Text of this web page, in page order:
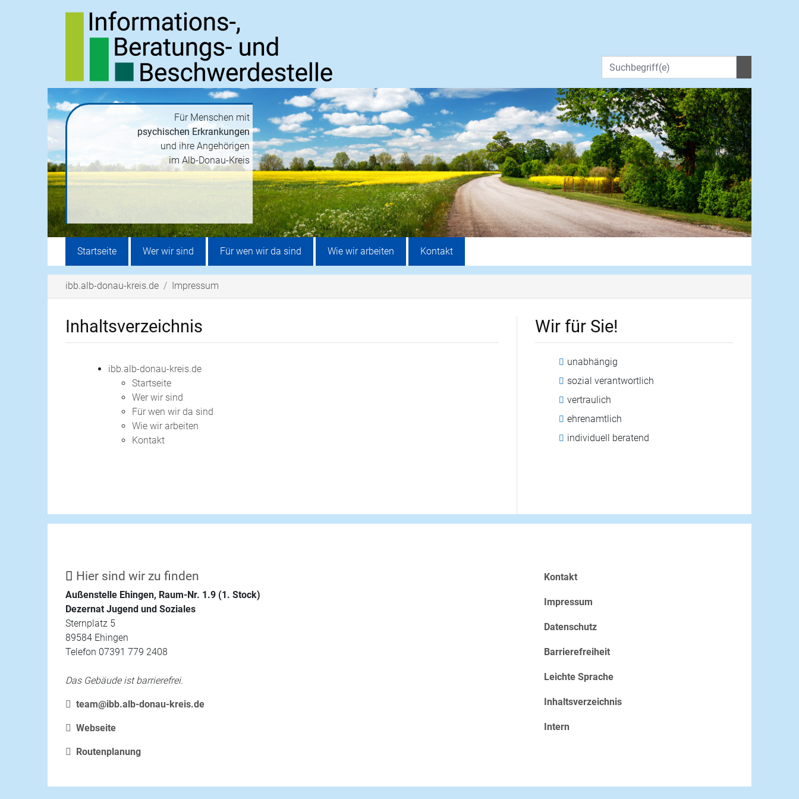
Für Menschen mit
psychischen Erkrankungen
und ihre Angehörigen
im Alb-Donau-Kreis
Startseite Wer wir sind Für wen wir da sind Wie wir arbeiten Kontakt
ibb.alb-donau-kreis.de Impressum
Inhaltsverzeichnis
ibb.alb-donau-kreis.de
Startseite
Wer wir sind
Für wen wir da sind
Wie wir arbeiten
Kontakt
Wir für Sie!
unabhängig
sozial verantwortlich
vertraulich
ehrenamtlich
individuell beratend
Hier sind wir zu finden
Außenstelle Ehingen, Raum-Nr. 1.9 (1. Stock)
Dezernat Jugend und Soziales
Sternplatz 5
89584 Ehingen
Telefon 07391 779 2408
Das Gebäude ist barrierefrei.
team@ibb.alb-donau-kreis.de
Webseite
Routenplanung
Kontakt
Impressum
Datenschutz
Barrierefreiheit
Leichte Sprache
Inhaltsverzeichnis
Intern